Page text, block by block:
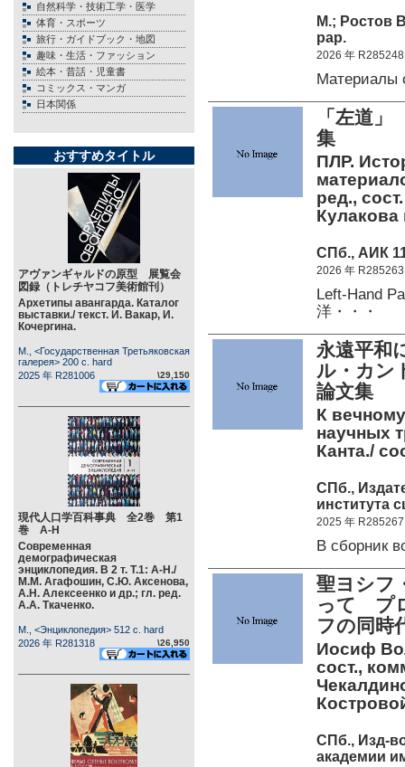
自然科学・技術工学・医学
体育・スポーツ
旅行・ガイドブック・地図
趣味・生活・ファッション
絵本・昔話・児童書
コミックス・マンガ
日本関係
おすすめタイトル
アヴァンギャルドの原型 展覧会
図録（トレチヤコフ美術館刊）
Архетипы авангарда. Каталог
выставки./ текст. И. Вакар, И.
Кочергина.
М., <Государственная Третьяковская
галерея> 200 c. hard
2025 年 R281006
\29,150
現代人口学百科事典 全2巻 第1
巻 А-Н
Современная
демографическая
энциклопедия. В 2 т. Т.1: А-Н./
М.М. Агафошин, С.Ю. Аксенова,
А.Н. Алексеенко и др.; гл. ред.
А.А. Ткаченко.
М., <Энциклопедия> 512 c. hard
2026 年 R281318
\26,950
М.; Ростов
pap.
2026 年 R285248
Материалы
「左道
集
ПЛР.
ред.,
Кулакова
СПб., АИК
2026 年 R285263
Left-Hand
洋・・・
永遠平
ル・カン
論文集
К
научных
Канта./
СПб.,
института
2025 年 R285267
В сборник
聖ヨシフ
って プ
フの同時
Иосиф
сост.,
СПб., Изд-
академии